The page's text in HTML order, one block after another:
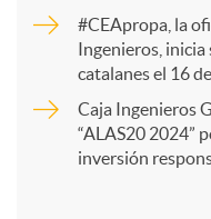
r
t
#CEApropa, la
Ingenieros,
catalanes el 16
Caja Ingenieros
“ALAS20 2024”
inversión